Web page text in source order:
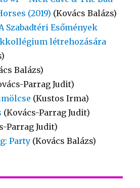
(2019) (Kovács Balázs)
Szabadtéri Esőmények
létrehozására
Balázs)
Parrag Judit)
(Kustos Irma)
(Kovács-Parrag Judit)
Parrag Judit)
Party (Kovács Balázs)